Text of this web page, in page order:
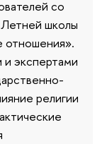
со
Летней школы
отношения».
экспертами
религии